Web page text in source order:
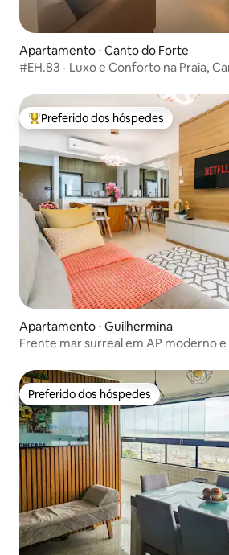
Apartamento ⋅ Canto do Forte
#EH.83 - Luxo e Conforto na Praia,
Entre os melhores preferidos dos
Preferido dos hóspedes
Apartamento ⋅ Guilhermina
Frente mar surreal em AP moderno
Preferido dos hóspedes
Preferido dos hóspedes